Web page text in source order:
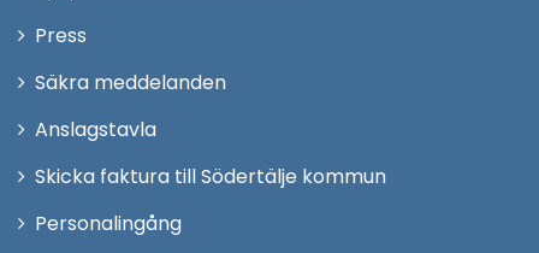
Press
fönster
Säkra meddelanden
Anslagstavla
Skicka faktura till Södertälje kommun
PersonalingångÖppna